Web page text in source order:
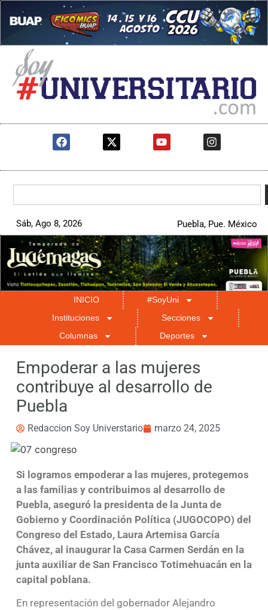
Sáb, Ago 8, 2026 Puebla, Pue. México
INICIO
#SoyUni
Instituciones
Secciones
Columnas
Deportes
Empoderar a las mujeres
contribuye al desarrollo de
Puebla
Redaccion Soy Universtario marzo 24, 2025
Si logramos empoderar a las mujeres, protegemos
a las familias y contribuimos al desarrollo de
Puebla, aseguró la presidenta de la Junta de
Gobierno y Coordinación Política (JUGOCOPO) del
Congreso del Estado, Laura Artemisa García
Chávez, al inaugurar la Casa Carmen Serdán en la
junta auxiliar de San Francisco Totimehuacán en la
capital poblana.
En representación del gobernador Alejandro